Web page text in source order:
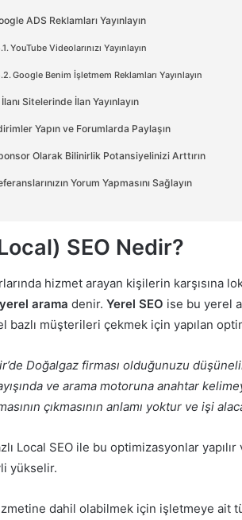
ADS Reklamları Yayınlayın
YouTube Videolarınızı Yayınlayın
Google Benim İşletmem Reklamları Yayınlayın
İlanı Sitelerinde İlan Yayınlayın
Yapın ve Forumlarda Paylaşın
Olarak Bilinirlik Potansiyelinizi Arttırın
Yorum Yapmasını Sağlayın
SEO Nedir?
hizmet arayan kişilerin karşısına
yerel arama denir. Yerel SEO ise bu yerel
bazlı müşterileri çekmek için yapılan
Doğalgaz firması olduğunuzu
ve arama motoruna anahtar
çıkmasının anlamı yoktur ve işi
Local SEO ile bu optimizasyonlar
yükselir.
dahil olabilmek için işletmeye ait